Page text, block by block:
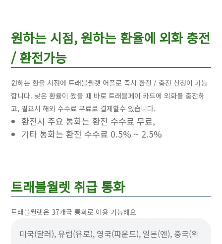
원하는 시점, 원하는 환율에 외화 충전
/ 환전가능
원하는 환율 시점에 트래블월렛 어플로 즉시 환전 / 충전 신청이 가능
합니다. 낮은 환율이 왔을 때 바로 트래블페이 카드에 외화를 충전하
고, 필요시 해외 수수료 무료로 결제할수 있습니다.
환전시 주요 통화는 환전 수수료 무료,
기타 통화는 환전 수수료 0.5% ~ 2.5%
트래블월렛 취급 통화
트래블월렛은 37개국 통화로 이용 가능해요
미국(달러), 유럽(유로), 영국(파운드), 일본(엔), 중국(위